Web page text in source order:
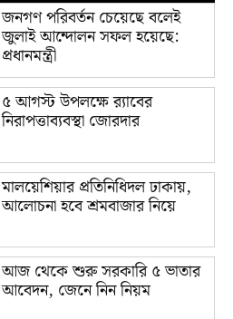
জনগণ পরিবর্তন চেয়েছে বলেই
জুলাই আন্দোলন সফল হয়েছে:
প্রধানমন্ত্রী
৫ আগস্ট উপলক্ষে র‌্যাবের
নিরাপত্তাব্যবস্থা জোরদার
মালয়েশিয়ার প্রতিনিধিদল ঢাকায়,
আলোচনা হবে শ্রমবাজার নিয়ে
আজ থেকে শুরু সরকারি ৫ ভাতার
আবেদন, জেনে নিন নিয়ম